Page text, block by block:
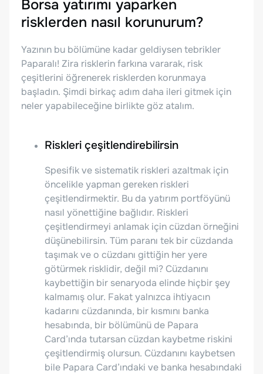
Borsa yatırımı yaparken
risklerden nasıl korunurum?
Yazının bu bölümüne kadar geldiysen tebrikler
Paparalı! Zira risklerin farkına vararak, risk
çeşitlerini öğrenerek risklerden korunmaya
başladın. Şimdi birkaç adım daha ileri gitmek için
neler yapabileceğine birlikte göz atalım.
Riskleri çeşitlendirebilirsin
Spesifik ve sistematik riskleri azaltmak için
öncelikle yapman gereken riskleri
çeşitlendirmektir. Bu da yatırım portföyünü
nasıl yönettiğine bağlıdır. Riskleri
çeşitlendirmeyi anlamak için cüzdan örneğini
düşünebilirsin. Tüm paranı tek bir cüzdanda
taşımak ve o cüzdanı gittiğin her yere
götürmek risklidir, değil mi? Cüzdanını
kaybettiğin bir senaryoda elinde hiçbir şey
kalmamış olur. Fakat yalnızca ihtiyacın
kadarını cüzdanında, bir kısmını banka
hesabında, bir bölümünü de Papara
Card’ında tutarsan cüzdan kaybetme riskini
çeşitlendirmiş olursun. Cüzdanını kaybetsen
bile Papara Card’ındaki ve banka hesabındaki